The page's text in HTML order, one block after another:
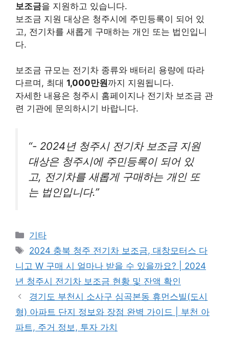
보조금을 지원하고 있습니다.
보조금 지원 대상은 청주시에 주민등록이 되어 있
고, 전기차를 새롭게 구매하는 개인 또는 법인입니
다.
보조금 규모는 전기차 종류와 배터리 용량에 따라
다르며, 최대 1,000만원까지 지원됩니다.
자세한 내용은 청주시 홈페이지나 전기차 보조금 관
련 기관에 문의하시기 바랍니다.
“- 2024년 청주시 전기차 보조금 지원
대상은 청주시에 주민등록이 되어 있
고, 전기차를 새롭게 구매하는 개인 또
는 법인입니다.”
Categories
기타
Tags
2024 충북 청주 전기차 보조금, 대창모터스 다
니고 W 구매 시 얼마나 받을 수 있을까요? | 2024
년 청주시 전기차 보조금 현황 및 잔액 확인
경기도 부천시 소사구 심곡본동 휴먼스빌(도시
형) 아파트 단지 정보와 장점 완벽 가이드 | 부천 아
파트, 주거 정보, 투자 가치